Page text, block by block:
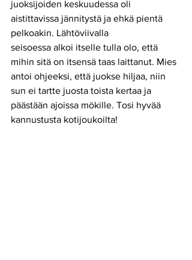
juoksijoiden keskuudessa oli
aistittavissa jännitystä ja ehkä pientä
pelkoakin. Lähtöviivalla
seisoessa alkoi itselle tulla olo, että
mihin sitä on itsensä taas laittanut. Mies
antoi ohjeeksi, että juokse hiljaa, niin
sun ei tartte juosta toista kertaa ja
päästään ajoissa mökille. Tosi hyvää
kannustusta kotijoukoilta!